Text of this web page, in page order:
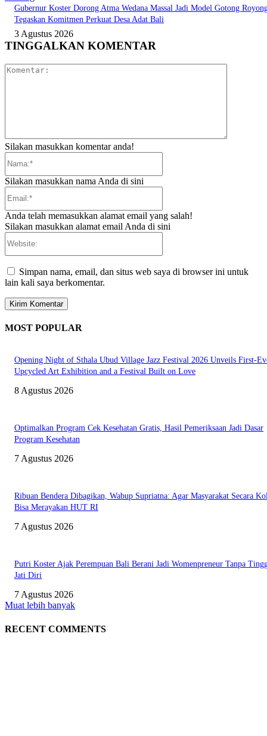
Gubernur Koster Dorong Atma Wedana Massal Jadi Model Gotong
Tegaskan Komitmen Perkuat Desa Adat Bali
3 Agustus 2026
TINGGALKAN KOMENTAR
Silakan masukkan komentar anda!
Silakan masukkan nama Anda di sini
Anda telah memasukkan alamat email yang salah!
Silakan masukkan alamat email Anda di sini
Simpan nama, email, dan situs web saya di browser ini untuk
lain kali saya berkomentar.
MOST POPULAR
Opening Night of Sthala Ubud Village Jazz Festival 2026 Unveils First-
Upcycled Art Exhibition and a Festival Built on Love
8 Agustus 2026
Optimalkan Program Cek Kesehatan Gratis, Hasil Pemeriksaan Jadi Dasar
Program Kesehatan
7 Agustus 2026
Ribuan Bendera Dibagikan, Wabup Supriatna: Agar Masyarakat Secara
Bisa Merayakan HUT RI
7 Agustus 2026
Putri Koster Ajak Perempuan Bali Berani Jadi Womenpreneur Tanpa
Jati Diri
7 Agustus 2026
Muat lebih banyak
RECENT COMMENTS